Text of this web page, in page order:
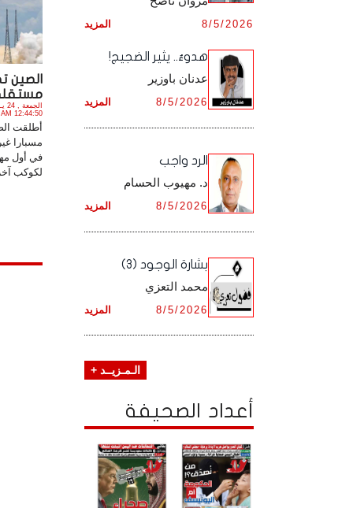
الصين
12:44:50 AM
أطلقت
مسبارا
في أول
لكوكب
أرشيف شهر ديـسـمـبـر ,
أرشيف شهر نـوفـمـبـر ,
أرشيف شهر ديـسـمـبـر ,
المزيد 8/5/2026
هدوءٌ.. يثير الضجيج!
عدنان باوزير
المزيد 8/5/2026
الرد واجب
د. مهيوب الحسام
المزيد 8/5/2026
بشارة الوجود (3)
محمد التعزي
المزيد 8/5/2026
الـمـزيــد +
أعداد الصحيفة